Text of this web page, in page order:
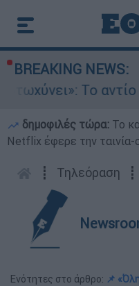
BREAKING NEWS:
Το αντίο
δημοφιλές τώρα: Το
Netflix έφερε την ταινία-
┋ Τηλεόραση ┋
Ενότητες στο άρθρο: 📌